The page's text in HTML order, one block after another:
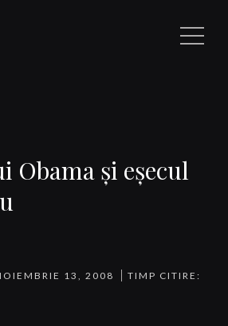
Meniu
Obama şi eşecul
13, 2008
TIMP CITIRE: